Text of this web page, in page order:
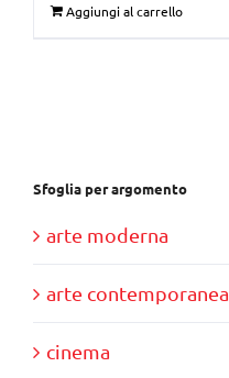
Aggiungi al carrello
Sfoglia per argomento
arte moderna
arte contemporanea
cinema